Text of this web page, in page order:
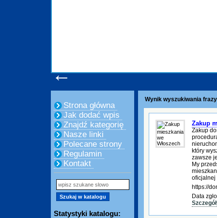
←
Strona główna
Jak dodać wpis
Znajdź kategorię
Nasze linki
Polecane strony
Regulamin
Kontakt
Statystyki katalogu:
Wynik wyszukiwania
Zakup
Zakup
który
zawsze
My
oficjalnej
https://
Data